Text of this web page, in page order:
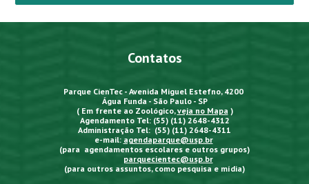
Contatos
Parque CienTec - Avenida Miguel Estefno, 4200
Água Funda - São Paulo - SP
( Em frente ao Zoológico,veja no Mapa )
Agendamento Tel: (55) (11) 2648-4312
Administração Tel: (55) (11) 2648-4311
e-mail: agendaparque@usp.br
(para agendamentos escolares e outros grupos)
parquecientec@usp.br
(para outros assuntos, como pesquisa e mídia)